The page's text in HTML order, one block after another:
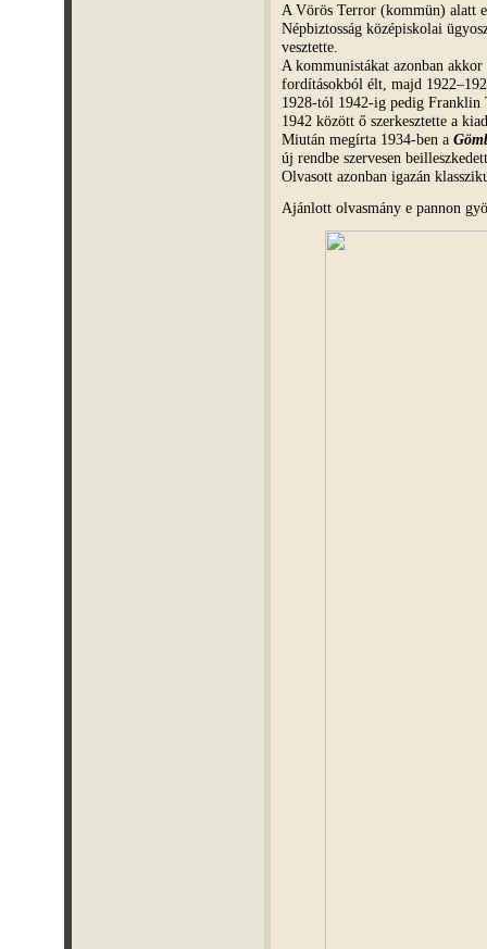
A Vörös Terror (kommün) alatt
Népbiztosság középiskolai
vesztette.
A kommunistákat azonban
fordításokból élt, majd
1928-tól 1942-ig pedig Franklin
1942 között ő szerkesztette a
Miután megírta 1934-ben a
új rendbe szervesen
Olvasott azonban igazán
Ajánlott olvasmány e pannon